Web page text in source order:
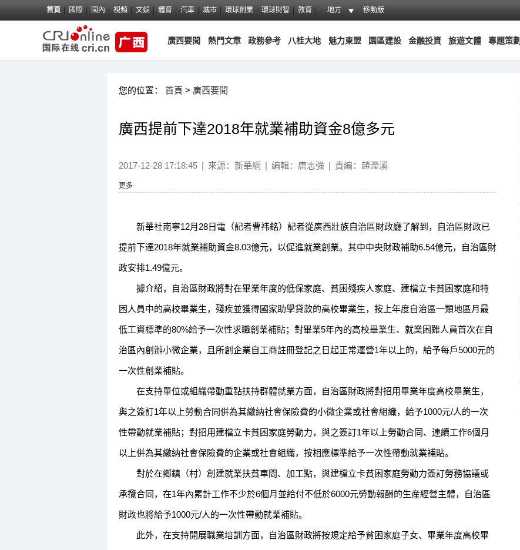
首頁 國際 國內 視頻 文娛 體育 汽車 城市 環球創業 環球財智 教育 地方 移動版
廣西要聞 熱門文章 政務參考 八桂大地 魅力東盟 園區建設 金融投資 旅遊文體 專題策劃
您的位置： 首頁 > 廣西要聞
廣西提前下達2018年就業補助資金8億多元
2017-12-28 17:18:45 | 來源： 新華網 | 編輯：唐志強 | 責編：趙瀅溪
更多
新華社南寧12月28日電（記者曹祎銘）記者從廣西壯族自治區財政廳了解到，自治區財政已
提前下達2018年就業補助資金8.03億元，以促進就業創業。其中中央財政補助6.54億元，自治區財
政安排1.49億元。
據介紹，自治區財政將對在畢業年度的低保家庭、貧困殘疾人家庭、建檔立卡貧困家庭和特
困人員中的高校畢業生，殘疾並獲得國家助學貸款的高校畢業生，按上年度自治區一類地區月最
低工資標準的80%給予一次性求職創業補貼；對畢業5年內的高校畢業生、就業困難人員首次在自
治區內創辦小微企業，且所創企業自工商註冊登記之日起正常運營1年以上的，給予每戶5000元的
一次性創業補貼。
在支持單位或組織帶動重點扶持群體就業方面，自治區財政將對招用畢業年度高校畢業生，
與之簽訂1年以上勞動合同併為其繳納社會保險費的小微企業或社會組織，給予1000元/人的一次
性帶動就業補貼；對招用建檔立卡貧困家庭勞動力，與之簽訂1年以上勞動合同、連續工作6個月
以上併為其繳納社會保險費的企業或社會組織，按相應標準給予一次性帶動就業補貼。
對於在鄉鎮（村）創建就業扶貧車間、加工點，與建檔立卡貧困家庭勞動力簽訂勞務協議或
承攬合同，在1年內累計工作不少於6個月並給付不低於6000元勞動報酬的生産經營主體，自治區
財政也將給予1000元/人的一次性帶動就業補貼。
此外，在支持開展職業培訓方面，自治區財政將按規定給予貧困家庭子女、畢業年度高校畢